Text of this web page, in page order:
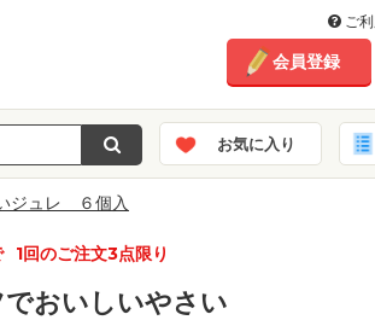
ご
会員登録
お気に入り
ジュレ ６個入
1回のご注文3点限り
おいしいやさい